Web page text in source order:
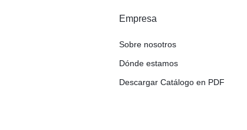
Empresa
Sobre nosotros
Dónde estamos
Descargar Catálogo en PDF